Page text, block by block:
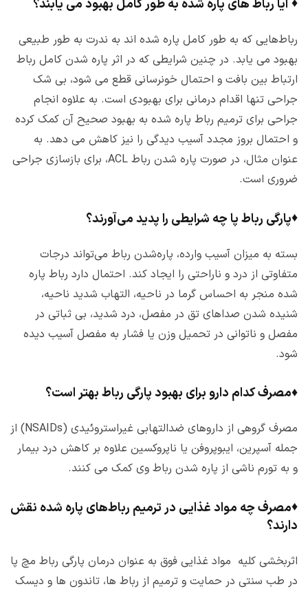
♦ آیا رباط های پاره شده به طور کامل بهبود می یابند؟
رباط‌هایی که به طور کامل پاره شده اند به ندرت به طور طبیعی
بهبود می یابد. در چنین شرایطی که در اثر پاره شدن کامل رباط
ارتباط بین بافت و احتمال خونرسانی قطع می شود، بی شک
جراحی تنها اقدام درمانی برای بهبودی است. به علاوه انجام
جراحی برای ترمیم رباط پاره شده به بهبود صحیح آن کمک کرده
و احتمال بروز مجدد آسیب دیدگی را نیز کاهش می دهد. به
عنوان مثال، در صورت پاره شدن رباط ACL، برای بازسازی جراحی
ضروری است.
♦پارگی رب​اط پا چه شرایطی را پدید می‌آورند؟
بسته به میزان آسیب وارده، پاره‌شدن رباط می‌تواند درجات
متفاوتی از درد و ناراحتی را ایجاد کند. احتمال دارد رباط پاره
شده منجر به احساس گرما در ناحیه، التهاب شدید ناحیه،
شنیده شدن صداهای تق در مفصل، درد شدید، بی ثباتی در
مفصل و ناتوانی در تحمیل وزن یا فشار به مفصل آسیب دیده
شود.
♦مصرف کدام دارو برای بهبود پارگی رباط بهتر است؟
مصرف گروهی از داروهای ضدالتهابی غیراستروئیدی (NSAIDs) از
جمله آسپرین، ایبوپروفن یا ناپروکسین علاوه بر کاهش درد بیمار
و به تورم ناشی از پاره شدن رباط وی کمک می کنند.
♦مصرف چه مواد غذایی در ترمیم رباط‌های پاره شده نقش
دارند؟
اثربخشی کلیه مواد غذایی فوق به عنوان درمان پارگی رباط مچ پا
در طب سنتی در حمایت و ترمیم از رباط ها، تاندون ها و دیسک